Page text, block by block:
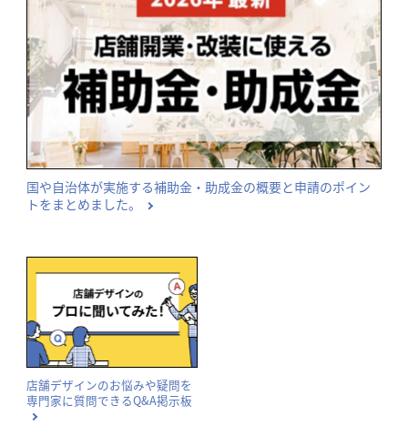
国や自治体が実施する補助金・助成金の概要と申請のポイン
トをまとめました。
店舗デザインのお悩みや疑問を
専門家に質問できるQ&A掲示板